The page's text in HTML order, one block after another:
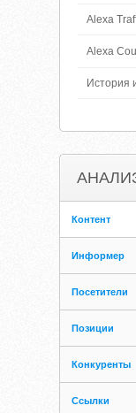
Alexa
Alexa
История
Контент
Информер
Посетители
Позиции
Конкуренты
Ссылки